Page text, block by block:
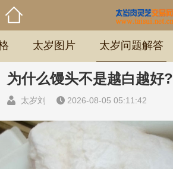
太岁图片 太岁问题解答
为什么馒头不是越白越好?
太岁刘 2026-08-05 05:11:42